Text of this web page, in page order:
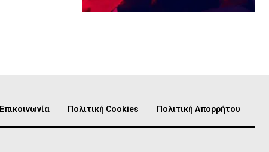
Επικοινωνία Πολιτική Cookies Πολιτική Απορρήτου